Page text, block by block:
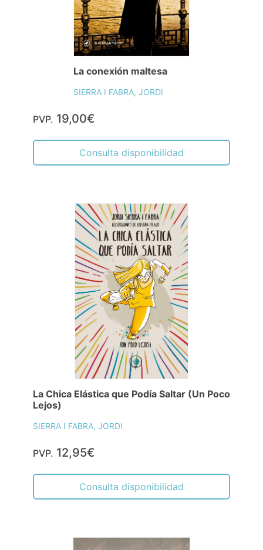
La conexión maltesa
SIERRA I FABRA, JORDI
PVP. 19,00€
Consulta disponibilidad
La Chica Elástica que Podía Saltar (Un Poco
Lejos)
SIERRA I FABRA, JORDI
PVP. 12,95€
Consulta disponibilidad